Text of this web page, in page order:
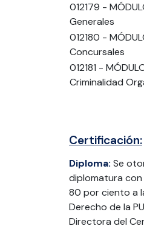
012179 -
Generales
012180 -
Concursales
012181 -
Criminalidad
Certificación:
Diploma: Se
diplomatura con
80 por ciento a
Derecho de la
Directora del